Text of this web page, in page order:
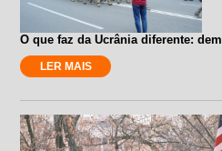
O que faz da Ucrânia diferente:
LER MAIS